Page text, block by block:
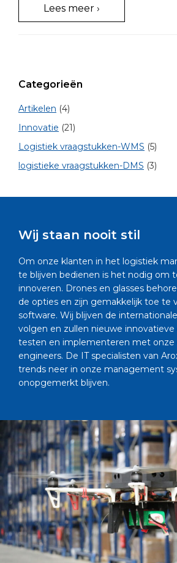
Lees meer ›
Categorieën
Artikelen (4)
Innovatie (21)
Logistiek vraagstukken-WMS (5)
logistieke vraagstukken-DMS (3)
Wij staan nooit stil
Om onze klanten in het logistiek
te blijven bedienen is het nodig om
innoveren. Drones en glasses
de opties en zijn gemakkelijk toe te
software. Wij blijven de
volgen en zullen nieuwe innovatieve
testen en implementeren met onze
engineers. De IT specialisten van
trends neer in onze management
onopgemerkt blijven.